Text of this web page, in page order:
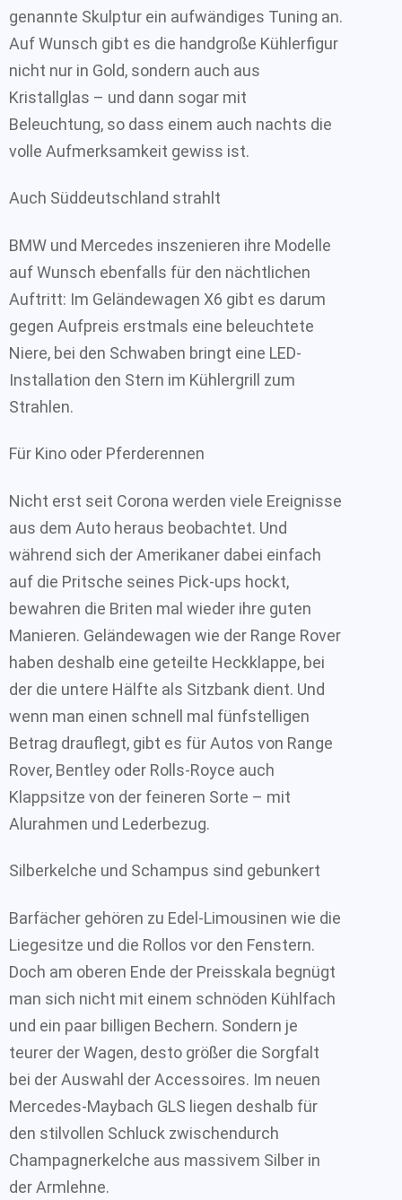
genannte Skulptur ein aufwändiges Tuning an.
Auf Wunsch gibt es die handgroße Kühlerfigur
nicht nur in Gold, sondern auch aus
Kristallglas – und dann sogar mit
Beleuchtung, so dass einem auch nachts die
volle Aufmerksamkeit gewiss ist.
Auch Süddeutschland strahlt
BMW und Mercedes inszenieren ihre Modelle
auf Wunsch ebenfalls für den nächtlichen
Auftritt: Im Geländewagen X6 gibt es darum
gegen Aufpreis erstmals eine beleuchtete
Niere, bei den Schwaben bringt eine LED-
Installation den Stern im Kühlergrill zum
Strahlen.
Für Kino oder Pferderennen
Nicht erst seit Corona werden viele Ereignisse
aus dem Auto heraus beobachtet. Und
während sich der Amerikaner dabei einfach
auf die Pritsche seines Pick-ups hockt,
bewahren die Briten mal wieder ihre guten
Manieren. Geländewagen wie der Range Rover
haben deshalb eine geteilte Heckklappe, bei
der die untere Hälfte als Sitzbank dient. Und
wenn man einen schnell mal fünfstelligen
Betrag drauflegt, gibt es für Autos von Range
Rover, Bentley oder Rolls-Royce auch
Klappsitze von der feineren Sorte – mit
Alurahmen und Lederbezug.
Silberkelche und Schampus sind gebunkert
Barfächer gehören zu Edel-Limousinen wie die
Liegesitze und die Rollos vor den Fenstern.
Doch am oberen Ende der Preisskala begnügt
man sich nicht mit einem schnöden Kühlfach
und ein paar billigen Bechern. Sondern je
teurer der Wagen, desto größer die Sorgfalt
bei der Auswahl der Accessoires. Im neuen
Mercedes-Maybach GLS liegen deshalb für
den stilvollen Schluck zwischendurch
Champagnerkelche aus massivem Silber in
der Armlehne.